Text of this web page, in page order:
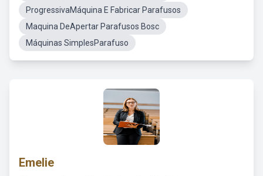
ProgressivaMáquina E Fabricar Parafusos
Maquina DeApertar Parafusos Bosc
Máquinas SimplesParafuso
Emelie